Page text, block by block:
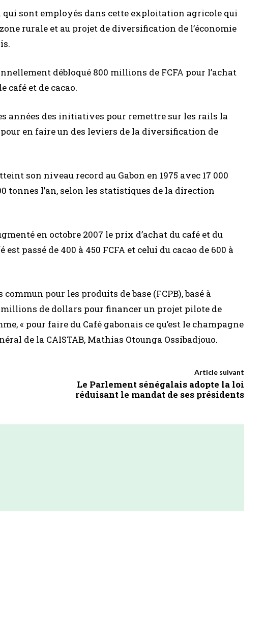
qui sont employés dans cette exploitation agricole qui
rurale et au projet de diversification de l’économie
débloqué 800 millions de FCFA pour l’achat
café et de cacao.
années des initiatives pour remettre sur les rails la
en faire un des leviers de la diversification de
son niveau record au Gabon en 1975 avec 17 000
tonnes l’an, selon les statistiques de la direction
en octobre 2007 le prix d’achat du café et du
passé de 400 à 450 FCFA et celui du cacao de 600 à
pour les produits de base (FCPB), basé à
de dollars pour financer un projet pilote de
« pour faire du Café gabonais ce qu’est le champagne
de la CAISTAB, Mathias Otounga Ossibadjouo.
Article suivant
Le Parlement sénégalais adopte la loi
réduisant le mandat de ses présidents